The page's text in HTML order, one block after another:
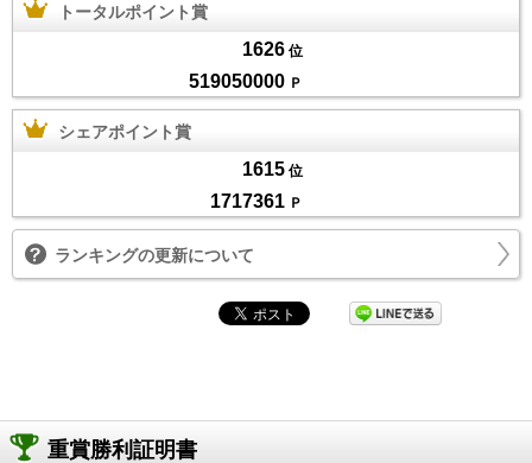
トータルポイント賞
1626 位
519050000 Ｐ
シェアポイント賞
1615 位
1717361 Ｐ
ランキングの更新について
重賞勝利証明書